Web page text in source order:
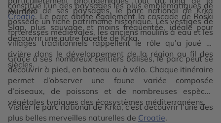
journée.
constitue l’un des paysages les plus emblématiques de
Croatie. Le parc abrite également la cascade de Roški
Slap, plus sauvage et moins fréquentée, idéale pour
découvrir une autre facette de Krka.
Au-delà de ses paysages, le parc national de Krka
possède un riche patrimoine historique. Les vestiges de
forteresses médiévales, les anciens moulins à eau et les
villages traditionnels rappellent le rôle qu’a joué la
rivière dans le développement de la région au fil des
siècles.
Grâce à ses nombreux sentiers balisés, le parc peut se
découvrir à pied, en bateau ou à vélo. Chaque itinéraire
permet d’observer une faune variée composée
d’oiseaux, de poissons et de nombreuses espèces
végétales typiques des écosystèmes méditerranéens.
Visiter le parc national de Krka, c’est découvrir l’une des
plus belles merveilles naturelles de Croatie.